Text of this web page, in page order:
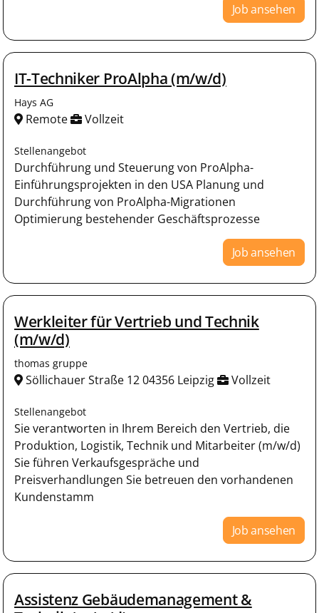
Job ansehen
IT-Techniker ProAlpha (m/w/d)
Hays AG
Remote Vollzeit
Stellenangebot
Durchführung und Steuerung von ProAlpha-
Einführungsprojekten in den USA Planung und
Durchführung von ProAlpha-Migrationen
Optimierung bestehender Geschäftsprozesse
Job ansehen
Werkleiter für Vertrieb und Technik
(m/w/d)
thomas gruppe
Söllichauer Straße 12 04356 Leipzig Vollzeit
Stellenangebot
Sie verantworten in Ihrem Bereich den Vertrieb, die
Produktion, Logistik, Technik und Mitarbeiter (m/w/d)
Sie führen Verkaufsgespräche und
Preisverhandlungen Sie betreuen den vorhandenen
Kundenstamm
Job ansehen
Assistenz Gebäudemanagement &